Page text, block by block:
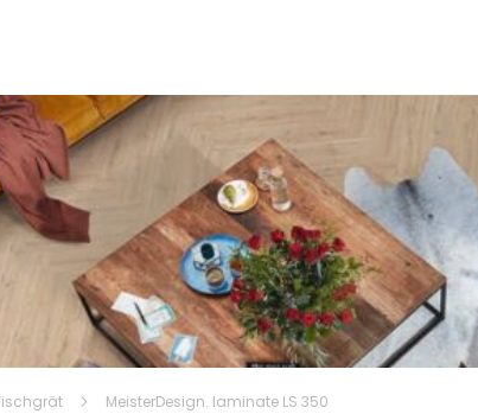
MeisterDesign. laminate LS 350